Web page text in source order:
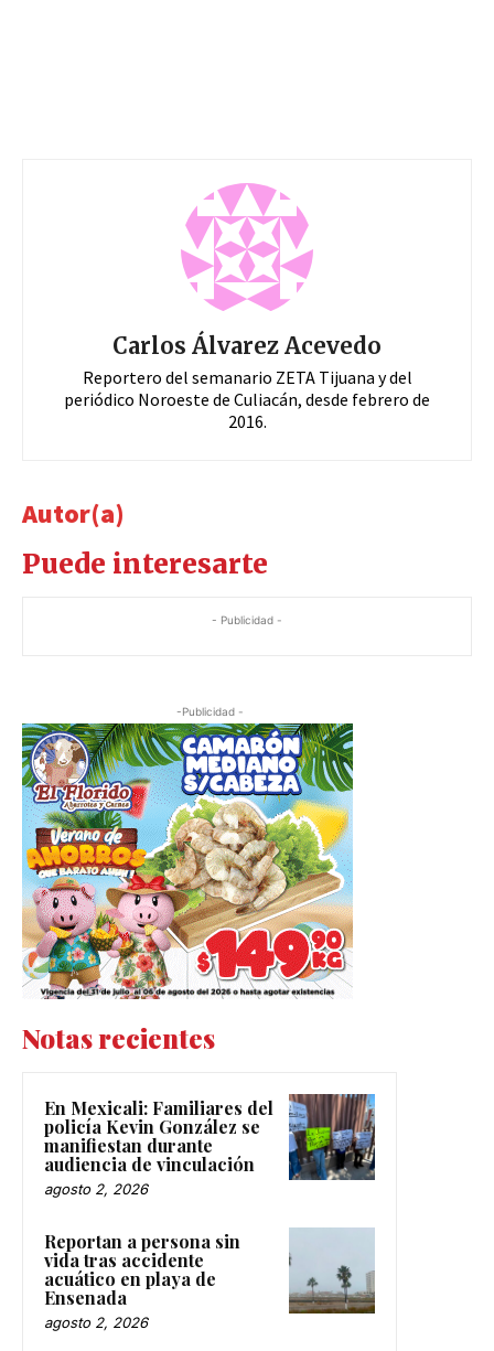
Carlos Álvarez Acevedo
Reportero del semanario ZETA Tijuana y del
periódico Noroeste de Culiacán, desde febrero de
2016.
Autor(a)
Puede interesarte
- Publicidad -
-Publicidad -
Notas recientes
En Mexicali: Familiares del
policía Kevin González se
manifiestan durante
audiencia de vinculación
agosto 2, 2026
Reportan a persona sin
vida tras accidente
acuático en playa de
Ensenada
agosto 2, 2026